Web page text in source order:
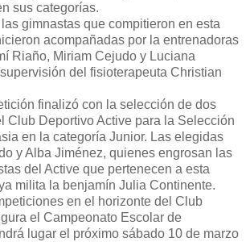
sus categorías.
gimnastas que compitieron en esta
acompañadas por la entrenadoras
Riaño, Miriam Cejudo y Luciana
del fisioterapeuta Christian
finalizó con la selección de dos
Club Deportivo Active para la Selección
en la categoría Junior. Las elegidas
y Alba Jiménez, quienes engrosan las
del Active que pertenecen a esta
milita la benjamín Julia Continente.
en el horizonte del Club
el Campeonato Escolar de
lugar el próximo sábado 10 de marzo